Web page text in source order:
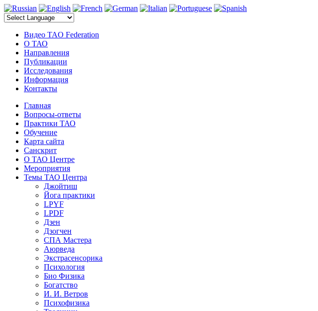
электронные компоненты
Видео TAO Federation
О ТАО
Направления
Публикации
Исследования
Информация
Контакты
Главная
Вопросы-ответы
Практики ТАО
Обучение
Карта сайта
Санскрит
О ТАО Центре
Мероприятия
Темы ТАО Центра
Джойтиш
Йога практики
LPYF
LPDF
Дзен
Дзогчен
СПА Мастера
Аюрведа
Экстрасенсорика
Психология
Био Физика
Богатство
И. И. Ветров
Психофизика